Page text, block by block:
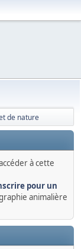
de nature
à cette
pour un
animalière